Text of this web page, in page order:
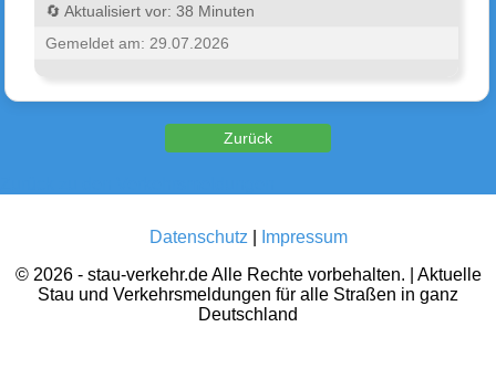
🔄 Aktualisiert vor: 38 Minuten
Gemeldet am: 29.07.2026
Datenschutz
Impressum
© 2026 - stau-verkehr.de Alle Rechte vorbehalten. | Aktuelle
Stau und Verkehrsmeldungen für alle Straßen in ganz
Deutschland